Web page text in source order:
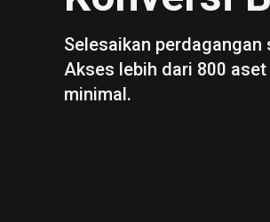
Selesaikan
Akses lebih dari 800
minimal.